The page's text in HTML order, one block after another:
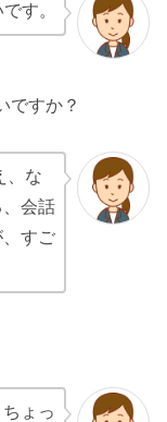
す。
ですか？
、な
会話
すご
ょっ